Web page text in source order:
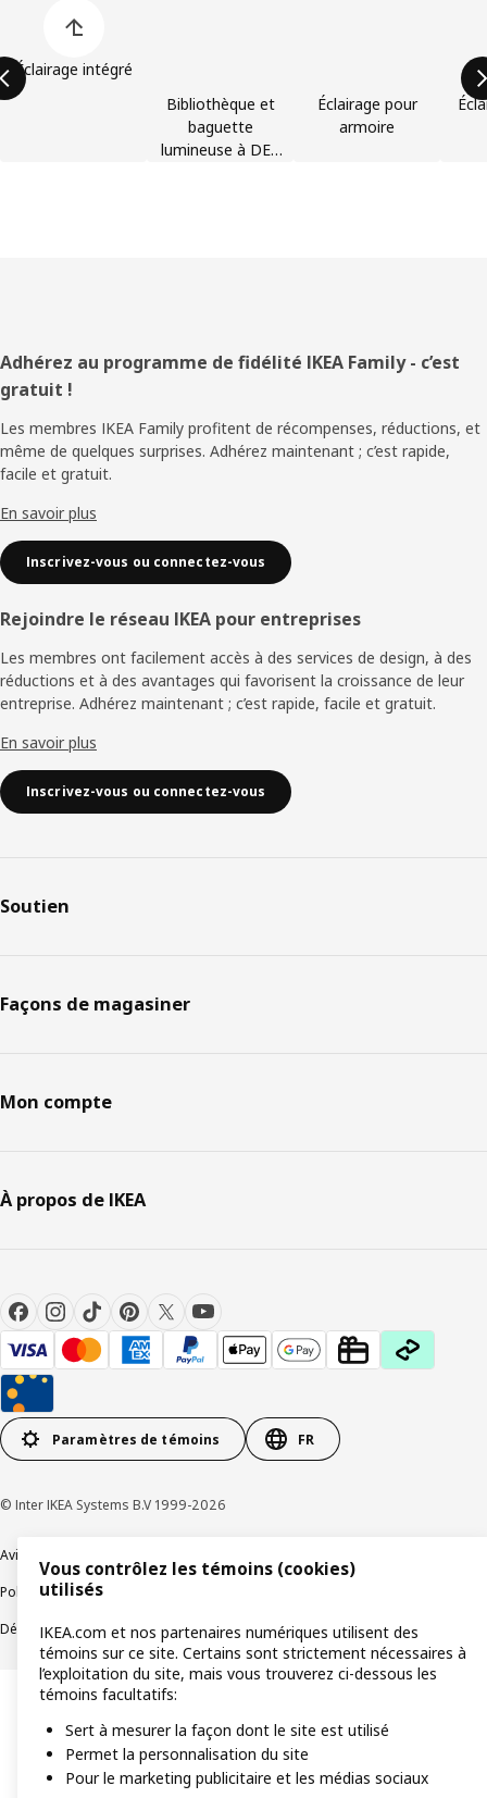
Éclairage intégré
Bibliothèque et
baguette
lumineuse à DEL
Éclairage pour
armoire
Pied
de
page
Adhérez au programme de fidélité IKEA Family - c’est
gratuit !
Les membres IKEA Family profitent de récompenses, réductions, et
même de quelques surprises. Adhérez maintenant ; c’est rapide,
facile et gratuit.
En savoir plus
Inscrivez-vous ou connectez-vous
Rejoindre le réseau IKEA pour entreprises
Les membres ont facilement accès à des services de design, à des
réductions et à des avantages qui favorisent la croissance de leur
entreprise. Adhérez maintenant ; c’est rapide, facile et gratuit.
En savoir plus
Inscrivez-vous ou connectez-vous
Soutien
Façons de magasiner
Mon compte
À propos de IKEA
Paramètres de témoins FR
© Inter IKEA Systems B.V 1999-2026
Avis de confidentialité
Politique de divulgation responsable
Déclaration sur le travail forcé et les enfantsAccessibilité
Vous contrôlez les témoins (cookies)
utilisés
IKEA.com et nos partenaires numériques utilisent des
témoins sur ce site. Certains sont strictement nécessaires à
l’exploitation du site, mais vous trouverez ci-dessous les
témoins facultatifs:
Sert à mesurer la façon dont le site est utilisé
Permet la personnalisation du site
Pour le marketing publicitaire et les médias sociaux